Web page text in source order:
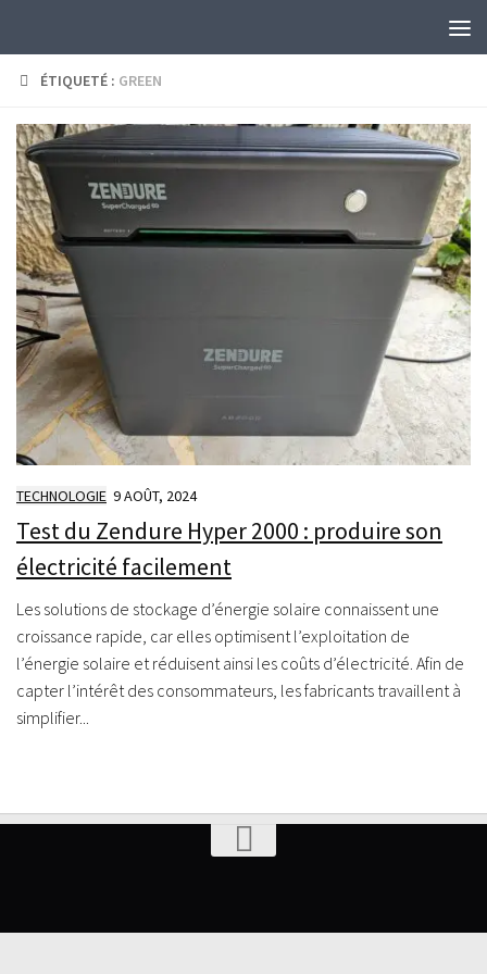
ÉTIQUETÉ : GREEN
TECHNOLOGIE 9 AOÛT, 2024
Test du Zendure Hyper 2000 : produire son
électricité facilement
Les solutions de stockage d’énergie solaire connaissent une
croissance rapide, car elles optimisent l’exploitation de
l’énergie solaire et réduisent ainsi les coûts d’électricité. Afin de
capter l’intérêt des consommateurs, les fabricants travaillent à
simplifier...